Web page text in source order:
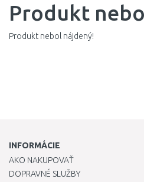
Produkt
Produkt nebol nájdený!
INFORMÁCIE
AKO NAKUPOVAŤ
DOPRAVNÉ SLUŽBY